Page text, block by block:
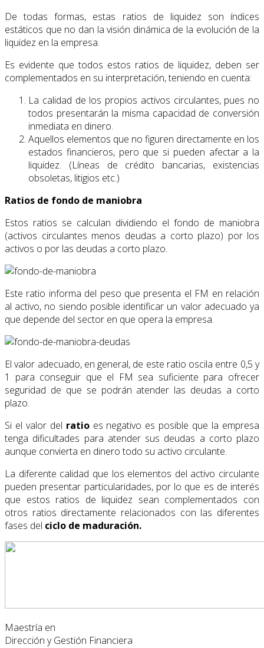
De todas formas, estas ratios de liquidez son índices
estáticos que no dan la visión dinámica de la evolución de la
liquidez en la empresa.
Es evidente que todos estos ratios de liquidez, deben ser
complementados en su interpretación, teniendo en cuenta:
La calidad de los propios activos circulantes, pues no
todos presentarán la misma capacidad de conversión
inmediata en dinero.
Aquellos elementos que no figuren directamente en los
estados financieros, pero que si pueden afectar a la
liquidez. (Líneas de crédito bancarias, existencias
obsoletas, litigios etc.)
Ratios de fondo de maniobra
Estos ratios se calculan dividiendo el fondo de maniobra
(activos circulantes menos deudas a corto plazo) por los
activos o por las deudas a corto plazo.
Este ratio informa del peso que presenta el FM en relación
al activo, no siendo posible identificar un valor adecuado ya
que depende del sector en que opera la empresa.
El valor adecuado, en general, de este ratio oscila entre 0,5 y
1 para conseguir que el FM sea suficiente para ofrecer
seguridad de que se podrán atender las deudas a corto
plazo.
Si el valor del ratioes negativo es posible que la empresa
tenga dificultades para atender sus deudas a corto plazo
aunque convierta en dinero todo su activo circulante.
La diferente calidad que los elementos del activo circulante
pueden presentar particularidades, por lo que es de interés
que estos ratios de liquidez sean complementados con
otros ratios directamente relacionados con las diferentes
fases del ciclo de maduración.
Maestría en
Dirección y Gestión Financiera